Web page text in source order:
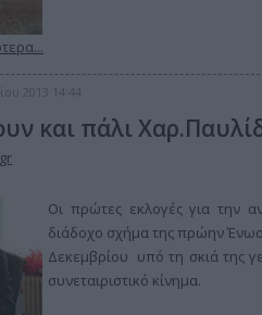
2013 14:44
και πάλι
Οι πρώτες εκλογές για την
διάδοχο σχήμα της πρώην
Δεκεμβρίου υπό τη σκιά της
συνεταιριστικό κίνημα.